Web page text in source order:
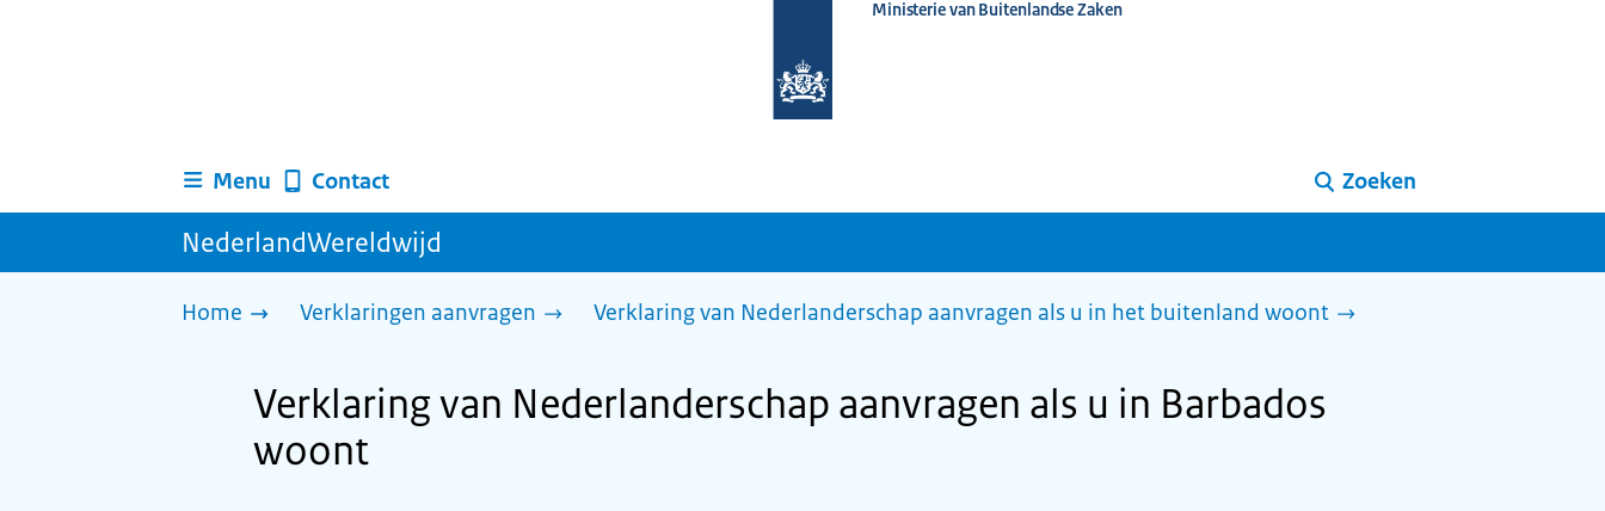
homepage
Ministerie van Buitenlandse Zaken
Menu Contact Zoeken
NederlandWereldwijd
Home Verklaringen aanvragen Verklaring van Nederlanderschap aanvragen als u in het buitenland woont
Verklaring van Nederlanderschap aanvragen als u in Barbados
woont